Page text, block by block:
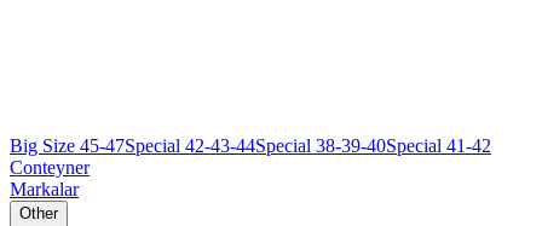
Big Size 45-47Special 42-43-44Special 38-39-40Special 41-42
Conteyner
Markalar
Other